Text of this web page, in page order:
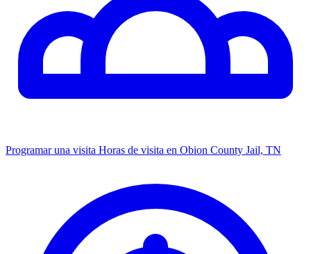
Programar una visita Horas de visita en Obion County Jail, TN